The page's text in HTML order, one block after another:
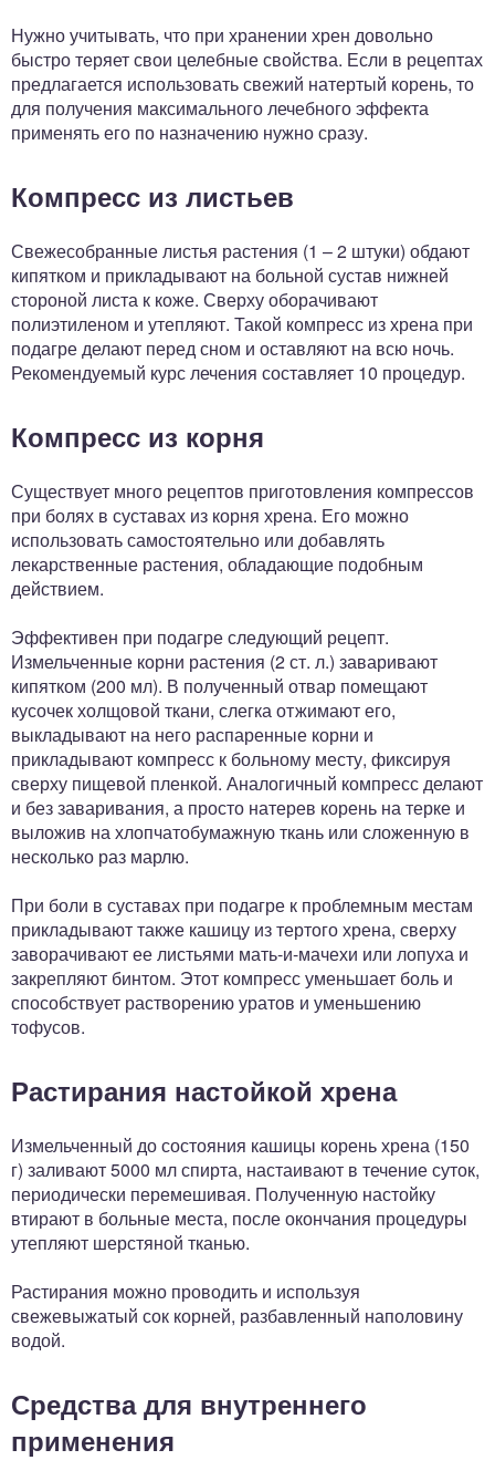
Нужно учитывать, что при хранении хрен довольно
быстро теряет свои целебные свойства. Если в рецептах
предлагается использовать свежий натертый корень, то
для получения максимального лечебного эффекта
применять его по назначению нужно сразу.
Компресс из листьев
Свежесобранные листья растения (1 – 2 штуки) обдают
кипятком и прикладывают на больной сустав нижней
стороной листа к коже. Сверху оборачивают
полиэтиленом и утепляют. Такой компресс из хрена при
подагре делают перед сном и оставляют на всю ночь.
Рекомендуемый курс лечения составляет 10 процедур.
Компресс из корня
Существует много рецептов приготовления компрессов
при болях в суставах из корня хрена. Его можно
использовать самостоятельно или добавлять
лекарственные растения, обладающие подобным
действием.
Эффективен при подагре следующий рецепт.
Измельченные корни растения (2 ст. л.) заваривают
кипятком (200 мл). В полученный отвар помещают
кусочек холщовой ткани, слегка отжимают его,
выкладывают на него распаренные корни и
прикладывают компресс к больному месту, фиксируя
сверху пищевой пленкой. Аналогичный компресс делают
и без заваривания, а просто натерев корень на терке и
выложив на хлопчатобумажную ткань или сложенную в
несколько раз марлю.
При боли в суставах при подагре к проблемным местам
прикладывают также кашицу из тертого хрена, сверху
заворачивают ее листьями мать-и-мачехи или лопуха и
закрепляют бинтом. Этот компресс уменьшает боль и
способствует растворению уратов и уменьшению
тофусов.
Растирания настойкой хрена
Измельченный до состояния кашицы корень хрена (150
г) заливают 5000 мл спирта, настаивают в течение суток,
периодически перемешивая. Полученную настойку
втирают в больные места, после окончания процедуры
утепляют шерстяной тканью.
Растирания можно проводить и используя
свежевыжатый сок корней, разбавленный наполовину
водой.
Средства для внутреннего
применения